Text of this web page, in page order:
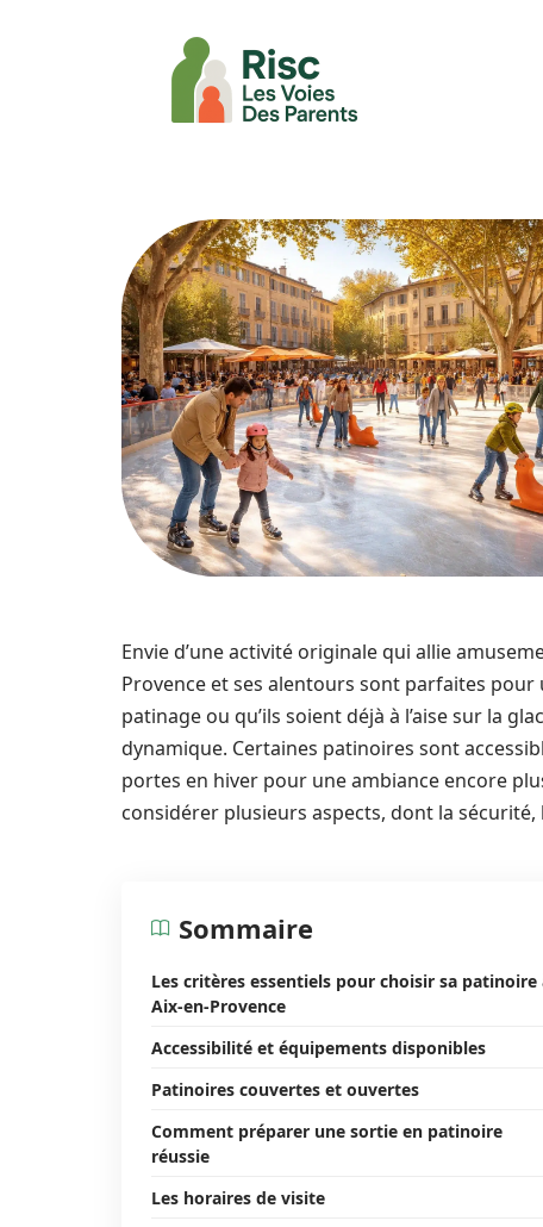
Envie d’une activité originale qui allie
Provence et ses alentours sont parfaites
patinage ou qu’ils soient déjà à l’aise sur la
dynamique. Certaines patinoires sont
portes en hiver pour une ambiance encore
considérer plusieurs aspects, dont la
Sommaire
Les critères essentiels pour choisir sa patinoire
Aix-en-Provence
Accessibilité et équipements disponibles
Patinoires couvertes et ouvertes
Comment préparer une sortie en patinoire
réussie
Les horaires de visite